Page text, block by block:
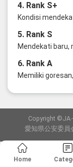
4. Rank S+
Kondisi
5. Rank S
Mendekati baru,
6. Rank A
Memiliki
Copyright ©JA
愛知県公安委員
Home